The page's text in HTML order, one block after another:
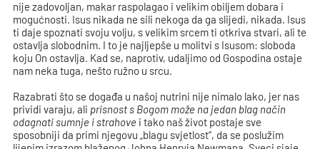
nije zadovoljan, makar raspolagao i velikim obiljem dobara i
mogućnosti. Isus nikada ne sili nekoga da ga slijedi, nikada. Isus
ti daje spoznati svoju volju, s velikim srcem ti otkriva stvari, ali te
ostavlja slobodnim. I to je najljepše u molitvi s Isusom: sloboda
koju On ostavlja. Kad se, naprotiv, udaljimo od Gospodina ostaje
nam neka tuga, nešto ružno u srcu.
Razabrati što se događa u našoj nutrini nije nimalo lako, jer nas
prividi varaju, ali prisnost s Bogom može na jedan blag način
odagnati sumnje i strahove i tako naš život postaje sve
sposobniji da primi njegovu „blagu svjetlost“, da se poslužim